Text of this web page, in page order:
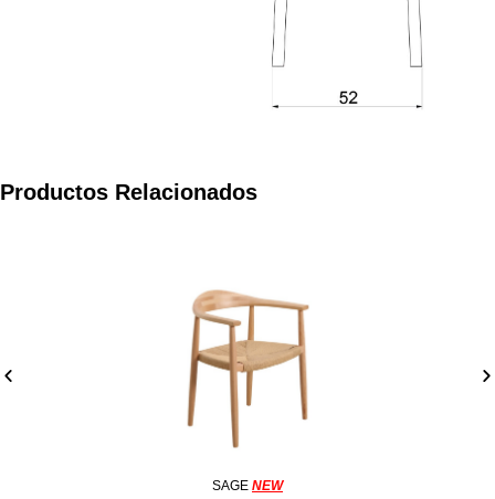
Productos Relacionados
SAGE NEW